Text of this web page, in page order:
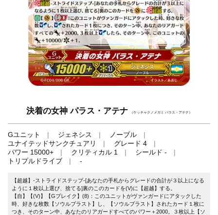
決着の女神 パラス・アテナ （ケッチャクノメガミ パラス・アテナ）
Gユニット ジェネシス
ノーブル
ユナイテッドサンクチュアリ
グレード 4
パワー 15000+
クリティカル 1
シールド -
トリプルドライブ
-
【超越】-ストライドステップ-[あなたの手札からグレードの合計が３以上になる
ように１枚以上選び、捨てる]裏のこのカードを(V)に【超越】する。
【自】【(V)】【Gブレイク】(8)：このユニットがヴァンガードにアタックした
時、好きな枚数【ソウルブラスト】し、【ソウルブラスト】されたカード１枚に
つき、そのターン中、あなたのリアガードすべてのパワー＋2000。３枚以上【ソ